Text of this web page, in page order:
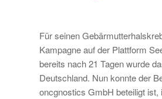
Für seinen
Kampagne auf der Plattform
bereits nach 21 Tagen wurde
Deutschland. Nun konnte der
oncgnostics GmbH beteiligt